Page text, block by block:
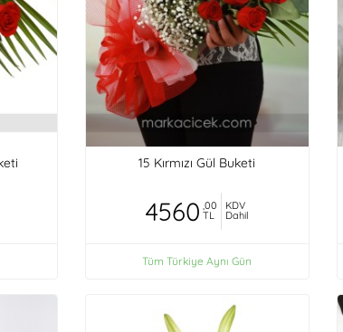
15 Kırmızı Gül Buketi
4560 ,00
TL
KDV
Dahil
Tüm Türkiye Aynı Gün